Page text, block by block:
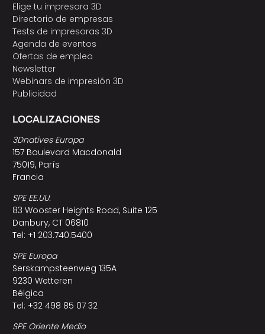
Elige tu impresora 3D
Directorio de empresas
Tests de impresoras 3D
Agenda de eventos
Ofertas de empleo
Newsletter
Webinars de impresión 3D
Publicidad
LOCALIZACIONES
3Dnatives Europa
157 Boulevard Macdonald
75019, París
Francia
SPE EE.UU.
83 Wooster Heights Road, Suite 125
Danbury, CT 06810
Tel: +1 203.740.5400
SPE Europa
Serskampsteenweg 135A
9230 Wetteren
Bélgica
Tel: +32 498 85 07 32
SPE Oriente Medio